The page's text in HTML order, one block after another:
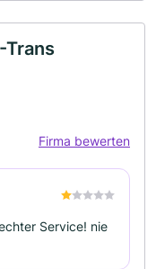
Trans
Firma bewerten
Service! nie